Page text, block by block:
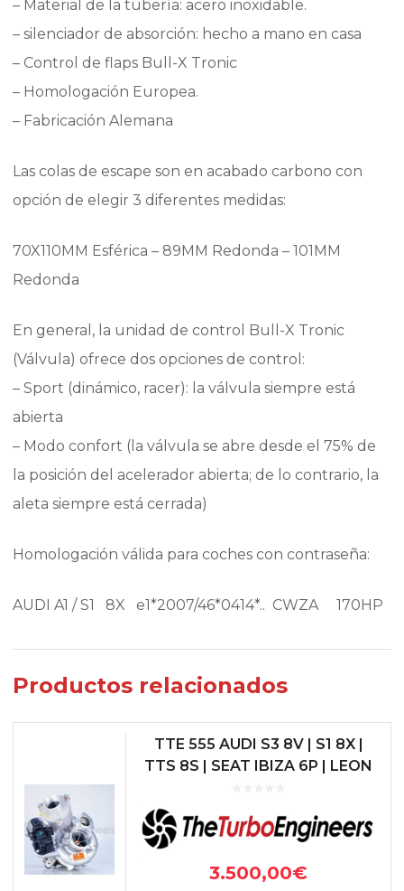
– Material de la tubería: acero inoxidable.
– silenciador de absorción: hecho a mano en casa
– Control de flaps Bull-X Tronic
– Homologación Europea.
– Fabricación Alemana
Las colas de escape son en acabado carbono con
opción de elegir 3 diferentes medidas:
70X110MM Esférica – 89MM Redonda – 101MM
Redonda
En general, la unidad de control Bull-X Tronic
(Válvula) ofrece dos opciones de control:
– Sport (dinámico, racer): la válvula siempre está
abierta
– Modo confort (la válvula se abre desde el 75% de
la posición del acelerador abierta; de lo contrario, la
aleta siempre está cerrada)
Homologación válida para coches con contraseña:
AUDI A1 / S1 8X e1*2007/46*0414*.. CWZA 170HP
Productos relacionados
TTE 555 AUDI S3 8V | S1 8X |
TTS 8S | SEAT IBIZA 6P | LEON
OCTAVIA VRS | VW GOLF MK
VI...
3.500,00€